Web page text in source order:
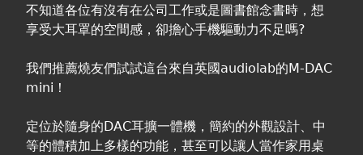
線上商城
這
裡
不知道各位有沒有在公司工作或是圖書館念書時，想
享受大耳罩的空間感，卻擔心手機驅動力不足嗎?
我們推薦燒友們試試這台來自英國audiolab的M-DAC
mini！
定位於隨身的DAC耳擴一體機，簡約的外觀設計、中
等的體積加上多樣的功能，甚至可以讓人當作家用桌